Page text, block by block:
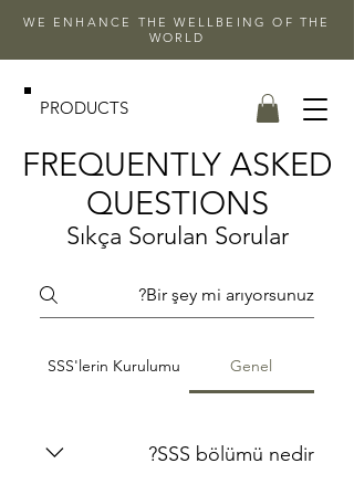
WE ENHANCE THE WELLBEING OF THE
WORLD
PRODUCTS
FREQUENTLY ASKED
QUESTIONS
Sıkça Sorulan Sorular
Genel
SSS'lerin Kurulumu
SSS bölümü nedir?